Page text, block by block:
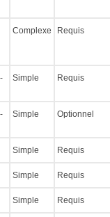
Complexe Requis
Simple Requis
Simple Optionnel
Simple Requis
Simple Requis
Simple Requis